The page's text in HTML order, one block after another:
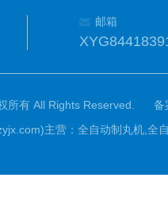
邮箱
所有 All Rights Reserved.
备
主营：全自动制丸机,